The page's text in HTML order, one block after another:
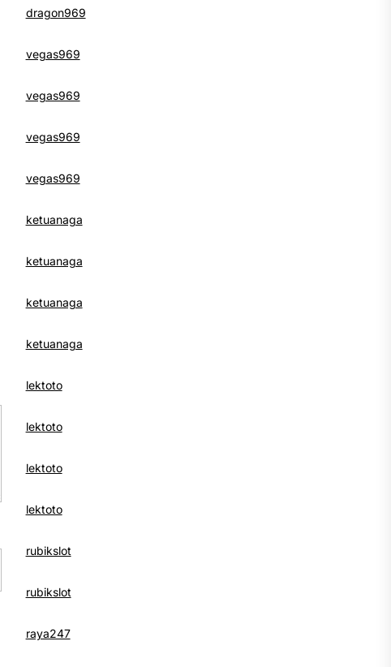
dragon969
vegas969
vegas969
vegas969
vegas969
ketuanaga
ketuanaga
ketuanaga
ketuanaga
lektoto
lektoto
lektoto
lektoto
rubikslot
rubikslot
raya247